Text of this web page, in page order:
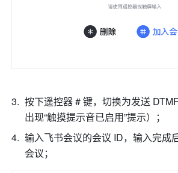
按下遥控器 # 键，切换为发送
出现“触摸提示音已启用”提示）；
输入飞书会议的会议 ID，输入完成
会议；